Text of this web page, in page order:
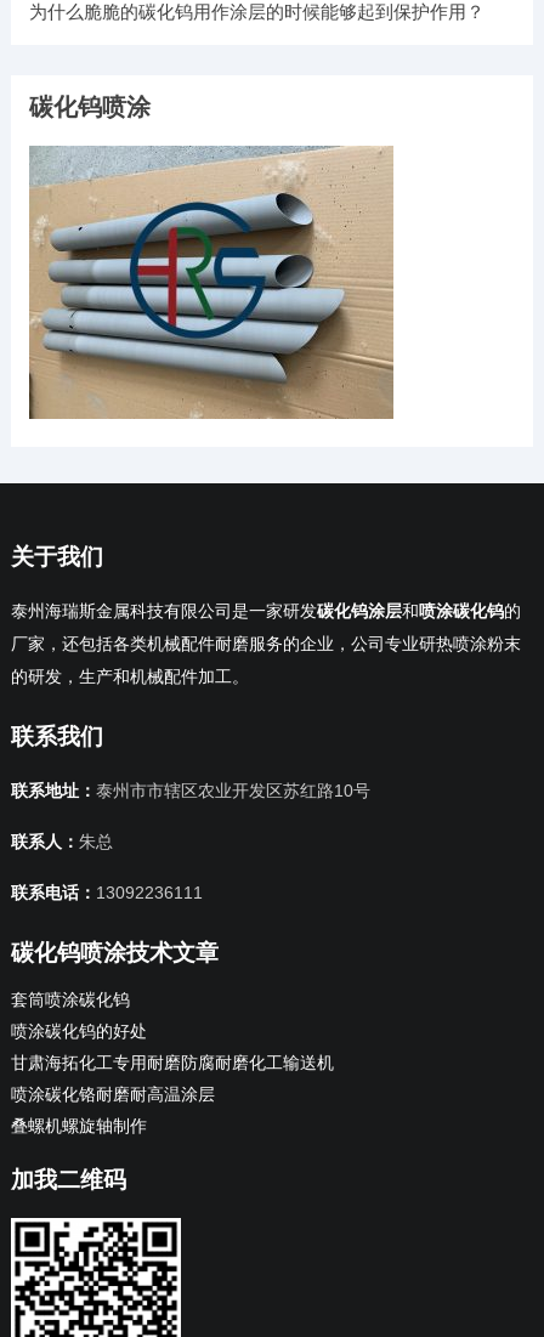
为什么脆脆的碳化钨用作涂层的时候能够起到保护作用？
碳化钨喷涂
关于我们
泰州海瑞斯金属科技有限公司是一家研发碳化钨涂层和喷涂碳化钨的
厂家，还包括各类机械配件耐磨服务的企业，公司专业研热喷涂粉末
的研发，生产和机械配件加工。
联系我们
联系地址： 泰州市市辖区农业开发区苏红路10号
联系人： 朱总
联系电话： 13092236111
碳化钨喷涂技术文章
套筒喷涂碳化钨
喷涂碳化钨的好处
甘肃海拓化工专用耐磨防腐耐磨化工输送机
喷涂碳化铬耐磨耐高温涂层
叠螺机螺旋轴制作
加我二维码